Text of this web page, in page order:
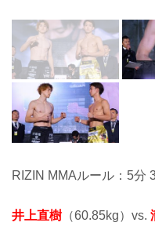
RIZIN MMAルール：5分
井上直樹 （60.85kg）vs.